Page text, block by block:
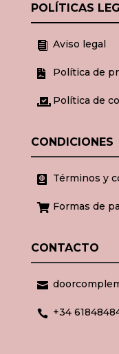
POLÍTICAS
 Aviso legal
 Política de
 Política de
CONDICIONES
 Términos y
 Formas de
CONTACTO

 +34